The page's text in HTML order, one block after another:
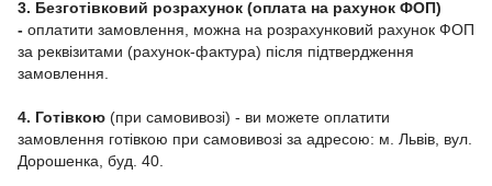
3. Безготівковий розрахунок (оплата на рахунок ФОП)
- оплатити замовлення, можна на розрахунковий рахунок ФОП
за реквізитами (рахунок-фактура) після підтвердження
замовлення.
4. Готівкою (при самовивозі) - ви можете оплатити
замовлення готівкою при самовивозі за адресою: м. Львів, вул.
Дорошенка, буд. 40.